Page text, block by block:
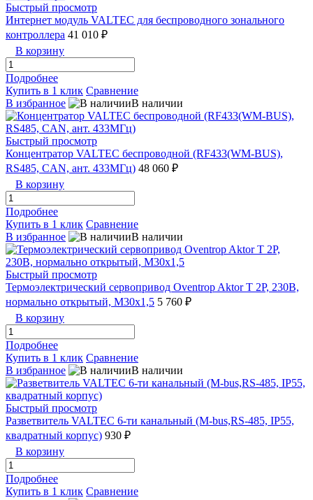
Быстрый просмотр
Интернет модуль VALTEC для беспроводного зонального
контроллера 41 010 ₽
В корзину
Подробнее
Купить в 1 клик Сравнение
В избранное
В наличии
Быстрый просмотр
Концентратор VALTEC беспроводной (RF433(WM-BUS),
RS485, CAN, ант. 433МГц) 48 060 ₽
В корзину
Подробнее
Купить в 1 клик Сравнение
В избранное
В наличии
Быстрый просмотр
Термоэлектрический сервопривод Oventrop Aktor T 2P, 230В,
нормально открытый, М30х1,5 5 760 ₽
В корзину
Подробнее
Купить в 1 клик Сравнение
В избранное
В наличии
Быстрый просмотр
Разветвитель VALTEC 6-ти канальный (M-bus,RS-485, IP55,
квадратный корпус) 930 ₽
В корзину
Подробнее
Купить в 1 клик Сравнение